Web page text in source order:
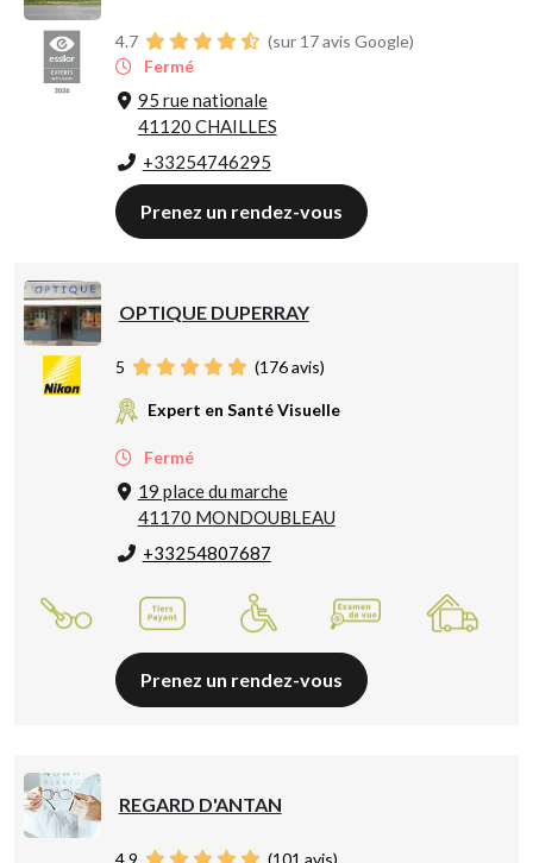
4.7
(sur 17 avis Google)
Fermé
95 rue nationale
41120 CHAILLES
+33254746295
Prenez un rendez-vous
OPTIQUE DUPERRAY
5 (176avis)
Expert en Santé Visuelle
Fermé
19 place du marche
41170 MONDOUBLEAU
+33254807687
Prenez un rendez-vous
REGARD D'ANTAN
4.9 (101 avis)